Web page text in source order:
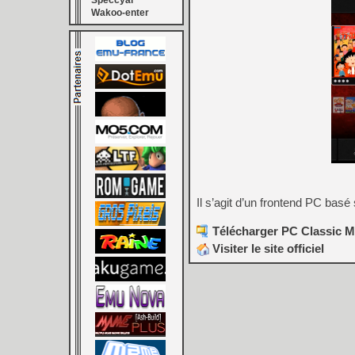
Wakoo-enter
Il s’agit d’un frontend PC
Télécharger PC Classic
Visiter le site officiel